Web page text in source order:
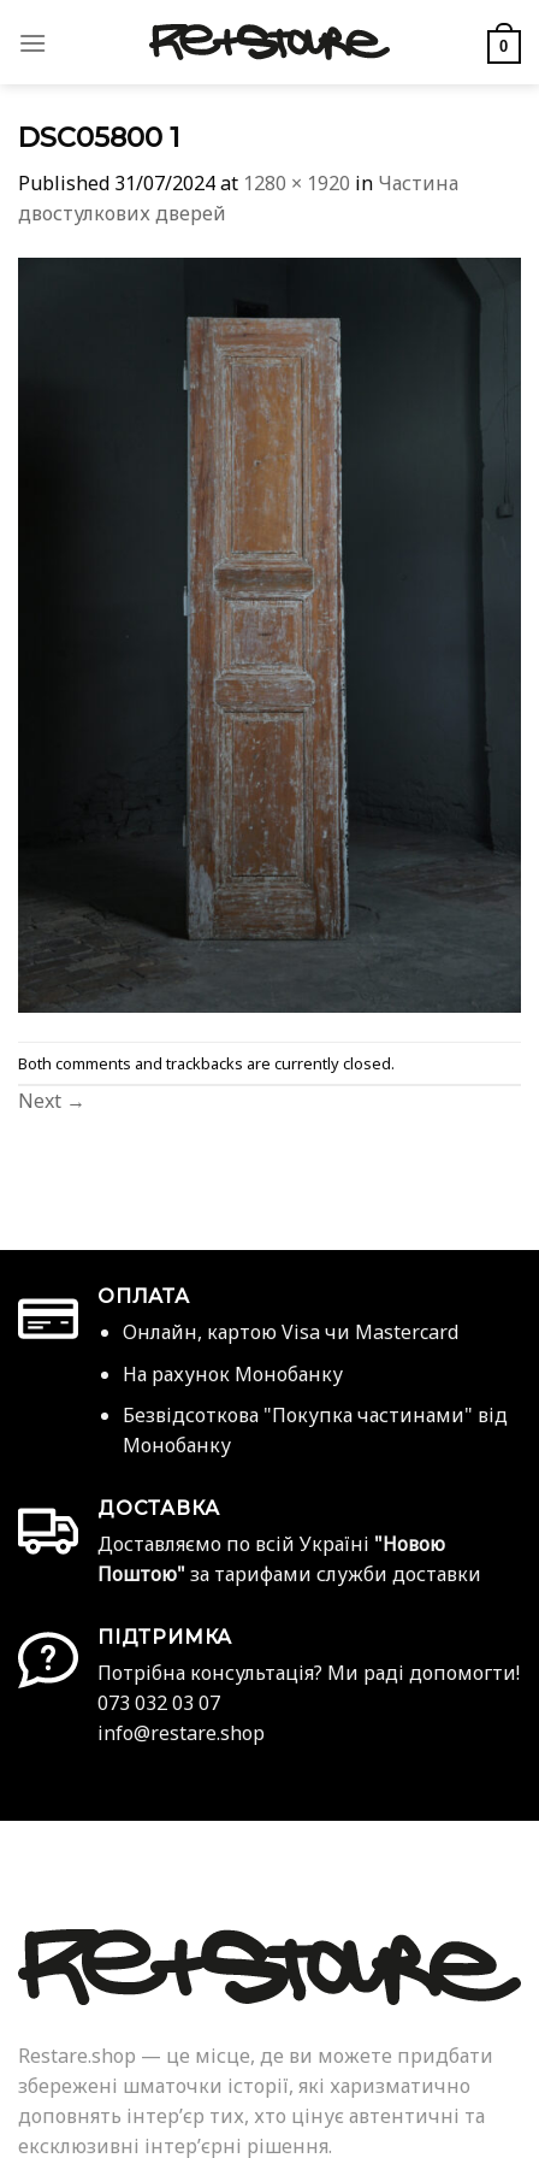
0
DSC05800 1
Published 31/07/2024at 1280 × 1920 in Частина
двостулкових дверей
Both comments and trackbacks are currently closed.
Next →
ОПЛАТА
Онлайн, картою Visa чи Mastercard
На рахунок Монобанку
Безвідсоткова "Покупка частинами" від
Монобанку
ДОСТАВКА
Доставляємо по всій Україні "Новою
Поштою" за тарифами служби доставки
ПІДТРИМКА
Потрібна консультація? Ми раді допомогти!
073 032 03 07
info@restare.shop
Restare.shop — це місце, де ви можете придбати
збережені шматочки історії, які харизматично
доповнять інтер’єр тих, хто цінує автентичні та
ексклюзивні інтер’єрні рішення.